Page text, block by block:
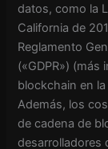
datos, como la
California de
Reglamento
(«GDPR»)
blockchain en
Además, los
de cadena de
desarrolladores